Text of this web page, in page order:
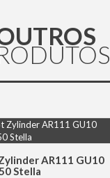
DETALHES
AR111 GU10
Stella